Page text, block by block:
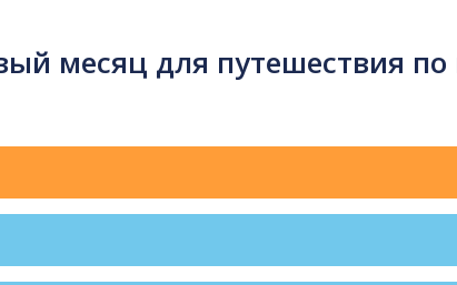
месяц для путешествия